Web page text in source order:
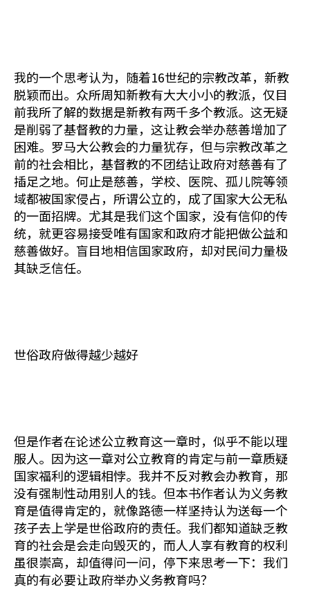
我的一个思考认为，随着16世纪的宗教改革，新教
脱颖而出。众所周知新教有大大小小的教派，仅目
前我所了解的数据是新教有两千多个教派。这无疑
是削弱了基督教的力量，这让教会举办慈善增加了
困难。罗马大公教会的力量犹存，但与宗教改革之
前的社会相比，基督教的不团结让政府对慈善有了
插足之地。何止是慈善，学校、医院、孤儿院等领
域都被国家侵占，所谓公立的，成了国家大公无私
的一面招牌。尤其是我们这个国家，没有信仰的传
统，就更容易接受唯有国家和政府才能把做公益和
慈善做好。盲目地相信国家政府，却对民间力量极
其缺乏信任。
世俗政府做得越少越好
但是作者在论述公立教育这一章时，似乎不能以理
服人。因为这一章对公立教育的肯定与前一章质疑
国家福利的逻辑相悖。我并不反对教会办教育，那
没有强制性动用别人的钱。但本书作者认为义务教
育是值得肯定的，就像路德一样坚持认为送每一个
孩子去上学是世俗政府的责任。我们都知道缺乏教
育的社会是会走向毁灭的，而人人享有教育的权利
虽很崇高，却值得问一问，停下来思考一下：我们
真的有必要让政府举办义务教育吗？